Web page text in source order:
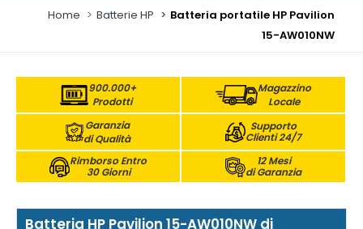
Home Batterie HP
Batteria portatile HP Pavilion
15-AW010NW
900.000+
Prodotti
Magazzino
Locale
Garanzia
di Qualità
Supporto
Clienti 24/7
Rimborso Entro
30 Giorni
12 Mesi
di Garanzia
Batteria HP Pavilion 15-AW010NW di